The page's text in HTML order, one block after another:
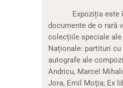
Expoziția este
documente de o rară
colecțiile speciale
Naționale: partituri
autografe ale
Andricu, Marcel
Jora, Emil Moţia; Ex